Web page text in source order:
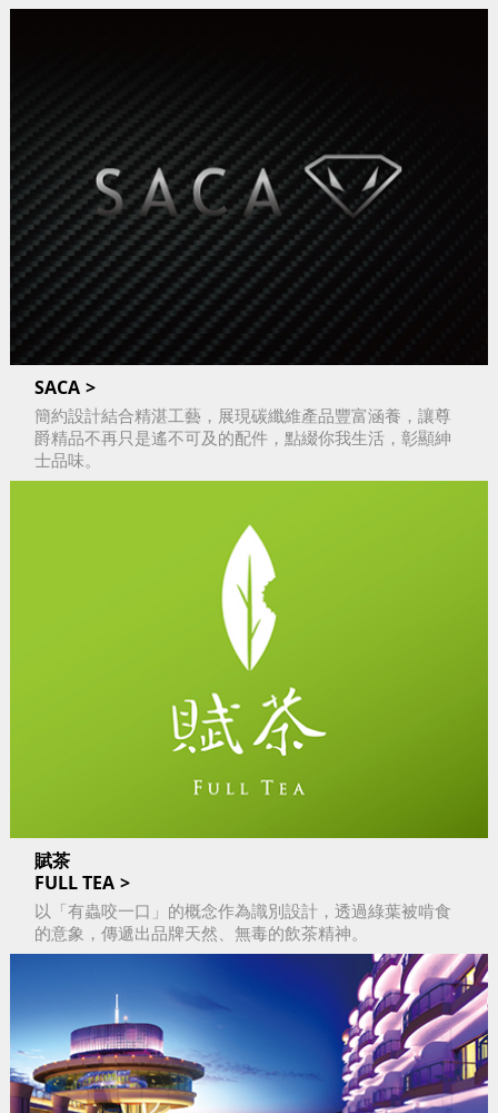
SACA
簡約設計結合精湛工藝，展現碳纖維產品豐富涵養，讓尊
爵精品不再只是遙不可及的配件，點綴你我生活，彰顯紳
士品味。
賦茶
FULL TEA
以「有蟲咬一口」的概念作為識別設計，透過綠葉被啃食
的意象，傳遞出品牌天然、無毒的飲茶精神。